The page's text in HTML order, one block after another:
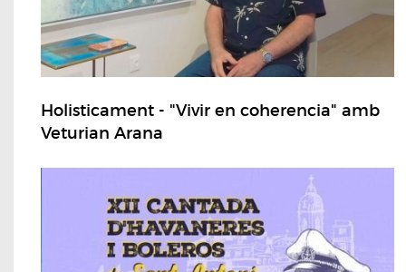
Holisticament - "Vivir en coherencia" amb
Veturian Arana